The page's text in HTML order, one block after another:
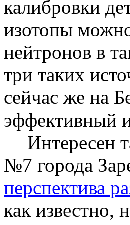
калибровки
изотопы
нейтронов в
три таких
сейчас же на
эффективный
Интересен
№7 города
перспектива
как известно,